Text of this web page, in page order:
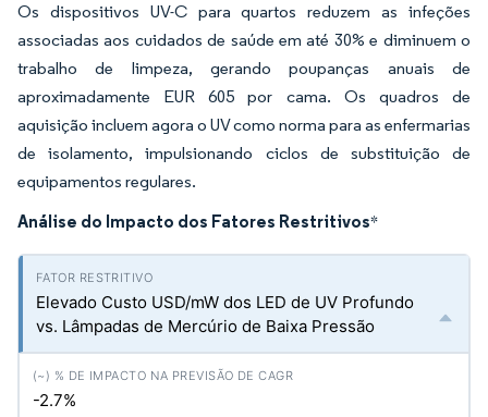
Os dispositivos UV-C para quartos reduzem as infeções
associadas aos cuidados de saúde em até 30% e diminuem o
trabalho de limpeza, gerando poupanças anuais de
aproximadamente EUR 605 por cama. Os quadros de
aquisição incluem agora o UV como norma para as enfermarias
de isolamento, impulsionando ciclos de substituição de
equipamentos regulares.
Análise do Impacto dos Fatores Restritivos*
Elevado Custo USD/mW dos LED de UV Profundo
vs. Lâmpadas de Mercúrio de Baixa Pressão
-2.7%